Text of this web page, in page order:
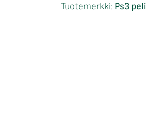
Tuotemerkki: Ps3 peli